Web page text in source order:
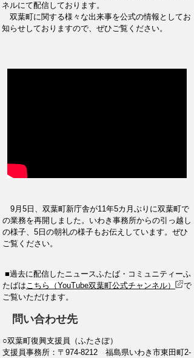
ネルにて配信しております。
双葉町に関する様々な出来事を公式の情報としてお
知らせしておりますので、ぜひご覧ください。
9月5日、双葉町新庁舎が11年5カ月ぶりに双葉町で
の業務を再開しました。いわき事務所からの引っ越し
の様子、5日の朝礼の様子もお伝えしています。ぜひ
ご覧ください。
■過去に配信したニュースふたば・コミュニティーふ
たばはこちら（YouTube双葉町公式チャンネル）
で
ご覧いただけます。
問い合わせ先
○双葉町復興支援員（ふたさぽ）
支援員事務所：〒974-8212 福島県いわき市東田町2-